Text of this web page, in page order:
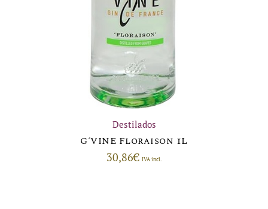
Destilados
G´VINE Floraison 1L
30,86€ IVA incl.